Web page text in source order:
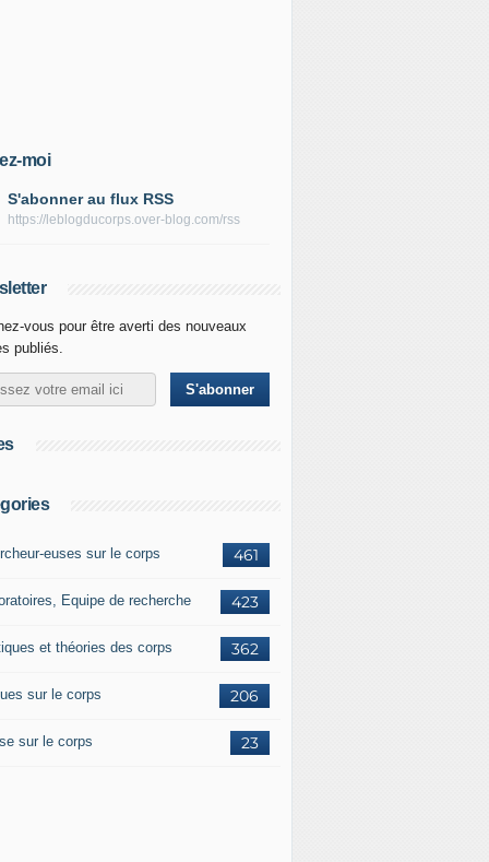
moi
S'abonner au flux RSS
https://leblogducorps.over-blog.com/rss
vous pour être averti des nouveaux
publiés.
461
euses sur le corps
423
Equipe de recherche
362
et théories des corps
206
sur le corps
23
sur le corps